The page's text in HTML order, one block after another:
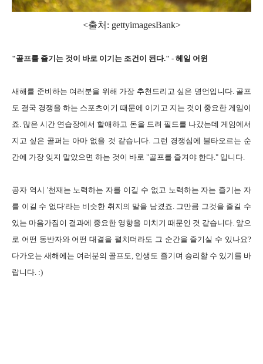
<출처: gettyimagesBank>
"골프를 즐기는 것이 바로 이기는 조건이 된다." - 헤일 어윈
새해를 준비하는 여러분을 위해 가장 추천드리고 싶은 명언입니다. 골프
도 결국 경쟁을 하는 스포츠이기 때문에 이기고 지는 것이 중요한 게임이
죠. 많은 시간 연습장에서 할애하고 돈을 드려 필드를 나갔는데 게임에서
지고 싶은 골퍼는 아마 없을 것 같습니다. 그런 경쟁심에 불타오르는 순
간에 가장 잊지 말았으면 하는 것이 바로 "골프를 즐겨야 한다." 입니다.
공자 역시 '천재는 노력하는 자를 이길 수 없고 노력하는 자는 즐기는 자
를 이길 수 없다'라는 비슷한 취지의 말을 남겼죠. 그만큼 그것을 즐길 수
있는 마음가짐이 결과에 중요한 영향을 미치기 때문인 것 같습니다. 앞으
로 어떤 동반자와 어떤 대결을 펼치더라도 그 순간을 즐기실 수 있나요?
다가오는 새해에는 여러분의 골프도, 인생도 즐기며 승리할 수 있기를 바
랍니다. :)